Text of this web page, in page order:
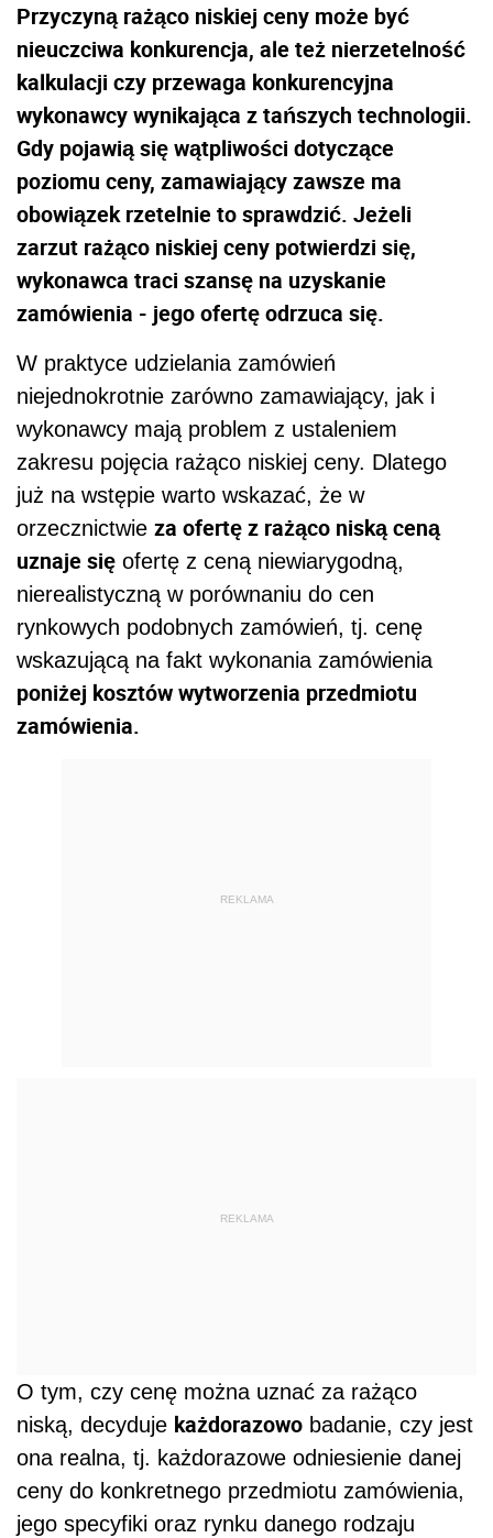
Przyczyną rażąco niskiej ceny może być
nieuczciwa konkurencja, ale też nierzetelność
kalkulacji czy przewaga konkurencyjna
wykonawcy wynikająca z tańszych technologii.
Gdy pojawią się wątpliwości dotyczące
poziomu ceny, zamawiający zawsze ma
obowiązek rzetelnie to sprawdzić. Jeżeli
zarzut rażąco niskiej ceny potwierdzi się,
wykonawca traci szansę na uzyskanie
zamówienia - jego ofertę odrzuca się.
W praktyce udzielania zamówień
niejednokrotnie zarówno zamawiający, jak i
wykonawcy mają problem z ustaleniem
zakresu pojęcia rażąco niskiej ceny. Dlatego
już na wstępie warto wskazać, że w
orzecznictwie za ofertę z rażąco niską ceną
uznaje się ofertę z ceną niewiarygodną,
nierealistyczną w porównaniu do cen
rynkowych podobnych zamówień, tj. cenę
wskazującą na fakt wykonania zamówienia
poniżej kosztów wytworzenia przedmiotu
zamówienia.
REKLAMA
REKLAMA
O tym, czy cenę można uznać za rażąco
niską, decyduje każdorazowo badanie, czy jest
ona realna, tj. każdorazowe odniesienie danej
ceny do konkretnego przedmiotu zamówienia,
jego specyfiki oraz rynku danego rodzaju